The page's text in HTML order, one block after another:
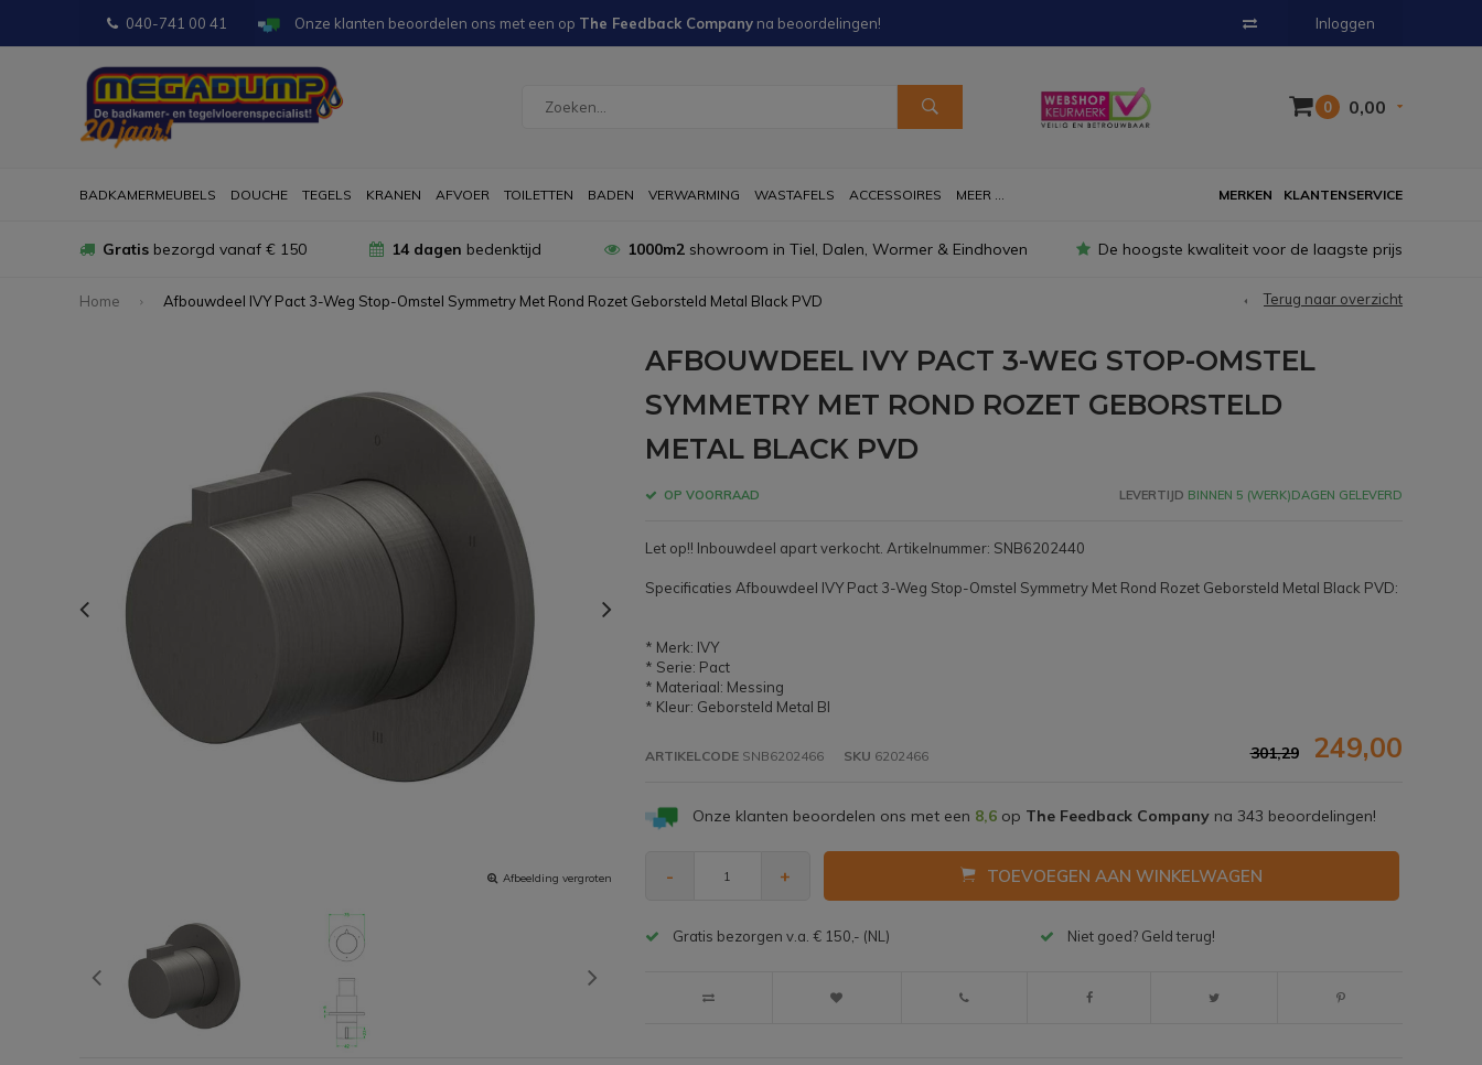
040-741 00 41 Onze klanten beoordelen ons met een op The Feedback Company na beoordelingen! Inloggen
0 0,00
BADKAMERMEUBELS DOUCHE TEGELS KRANEN AFVOER TOILETTEN BADEN VERWARMING WASTAFELS ACCESSOIRES MEER ... KLANTENSERVICE
MERKEN
Gratis bezorgd vanaf € 150 14 dagen bedenktijd 1000m2showroom in Tiel, Dalen, Wormer & Eindhoven De hoogste kwaliteit voor de laagste prijs
Home Afbouwdeel IVY Pact 3-Weg Stop-Omstel Symmetry Met Rond Rozet Geborsteld Metal Black PVD Terug naar overzicht
Afbeelding vergroten Afbeelding vergroten
AFBOUWDEEL IVY PACT 3-WEG STOP-OMSTEL
SYMMETRY MET ROND ROZET GEBORSTELD
METAL BLACK PVD
OP VOORRAAD LEVERTIJD BINNEN 5 (WERK)DAGEN GELEVERD
Let op!! Inbouwdeel apart verkocht. Artikelnummer: SNB6202440
Specificaties Afbouwdeel IVY Pact 3-Weg Stop-Omstel Symmetry Met Rond Rozet Geborsteld Metal Black PVD:
* Merk: IVY
* Serie: Pact
* Materiaal: Messing
* Kleur: Geborsteld Metal Bl
ARTIKELCODESNB6202466 SKU 6202466 301,29 249,00
Onze klanten beoordelen ons met een 8,6op The Feedback Companyna 343 beoordelingen!
- + TOEVOEGEN AAN WINKELWAGEN
Gratis bezorgen v.a. € 150,- (NL) Niet goed? Geld terug!